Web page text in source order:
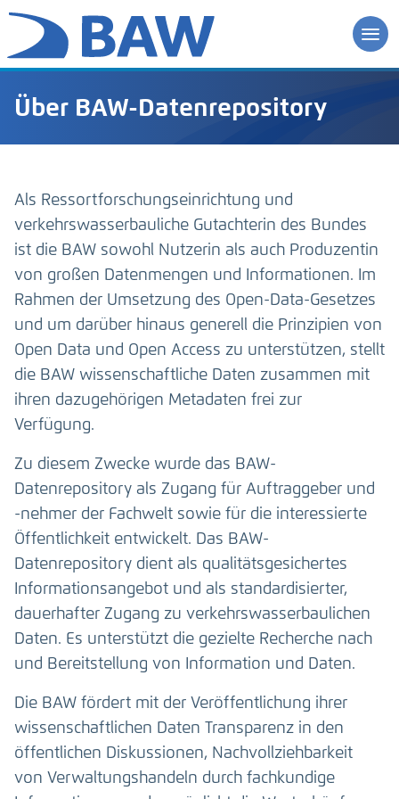
Über BAW-Datenrepository
Als Ressortforschungseinrichtung und
verkehrswasserbauliche Gutachterin des Bundes
ist die BAW sowohl Nutzerin als auch Produzentin
von großen Datenmengen und Informationen. Im
Rahmen der Umsetzung des Open-Data-Gesetzes
und um darüber hinaus generell die Prinzipien von
Open Data und Open Access zu unterstützen, stellt
die BAW wissenschaftliche Daten zusammen mit
ihren dazugehörigen Metadaten frei zur
Verfügung.
Zu diesem Zwecke wurde das BAW-
Datenrepository als Zugang für Auftraggeber und
-nehmer der Fachwelt sowie für die interessierte
Öffentlichkeit entwickelt. Das BAW-
Datenrepository dient als qualitätsgesichertes
Informationsangebot und als standardisierter,
dauerhafter Zugang zu verkehrswasserbaulichen
Daten. Es unterstützt die gezielte Recherche nach
und Bereitstellung von Information und Daten.
Die BAW fördert mit der Veröffentlichung ihrer
wissenschaftlichen Daten Transparenz in den
öffentlichen Diskussionen, Nachvollziehbarkeit
von Verwaltungshandeln durch fachkundige